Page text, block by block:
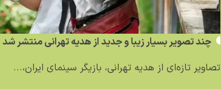
چند تصویر بسیار زیبا و جدید از هدیه تهرانی منتشر شد
تصاویر تازه‌ای از هدیه تهرانی، بازیگر سینمای ایران،...